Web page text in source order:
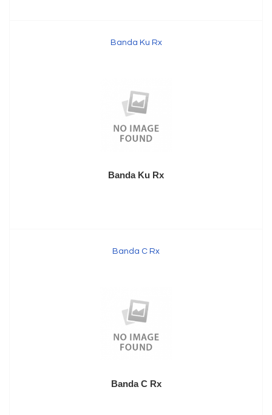
Banda Ku Rx
Banda Ku Rx
Banda C Rx
Banda C Rx